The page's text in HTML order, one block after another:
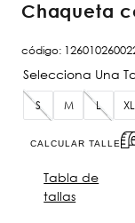
chaqueta
código:
S M L XL
CALCULAR TALLE
Tabla de
tallas